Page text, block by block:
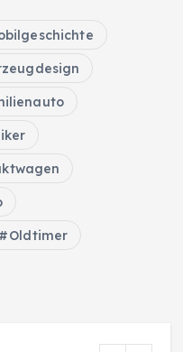
Oldtimer